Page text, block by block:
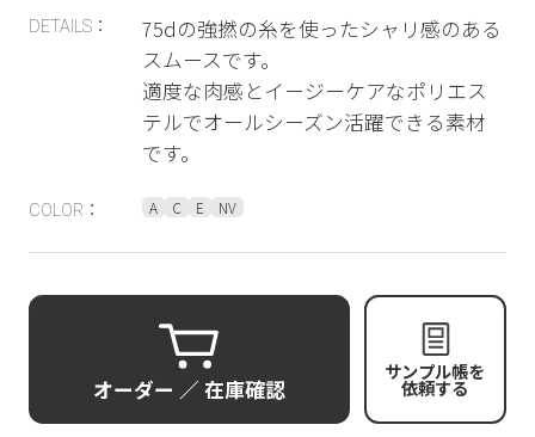
DETAILS：
75dの強撚の糸を使ったシャリ感のある
スムースです。
適度な肉感とイージーケアなポリエス
テルでオールシーズン活躍できる素材
です。
COLOR： A C E NV
オーダー ／ 在庫確認
サンプル帳を
依頼する